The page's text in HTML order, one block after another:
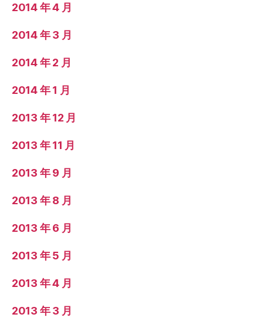
2014 年 4 月
2014 年 3 月
2014 年 2 月
2014 年 1 月
2013 年 12 月
2013 年 11 月
2013 年 9 月
2013 年 8 月
2013 年 6 月
2013 年 5 月
2013 年 4 月
2013 年 3 月